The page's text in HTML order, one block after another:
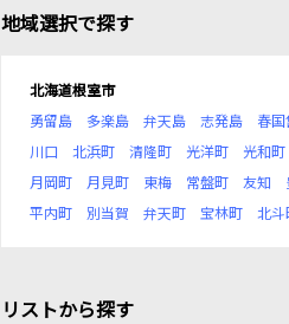
地域選択で探す
北海道根室市
勇留島
多楽島 弁天島 志発島 春
川口
北浜町 清隆町 光洋町 光和町
月岡町
月見町 東梅 常盤町 友知
平内町
別当賀 弁天町 宝林町 北
リストから探す